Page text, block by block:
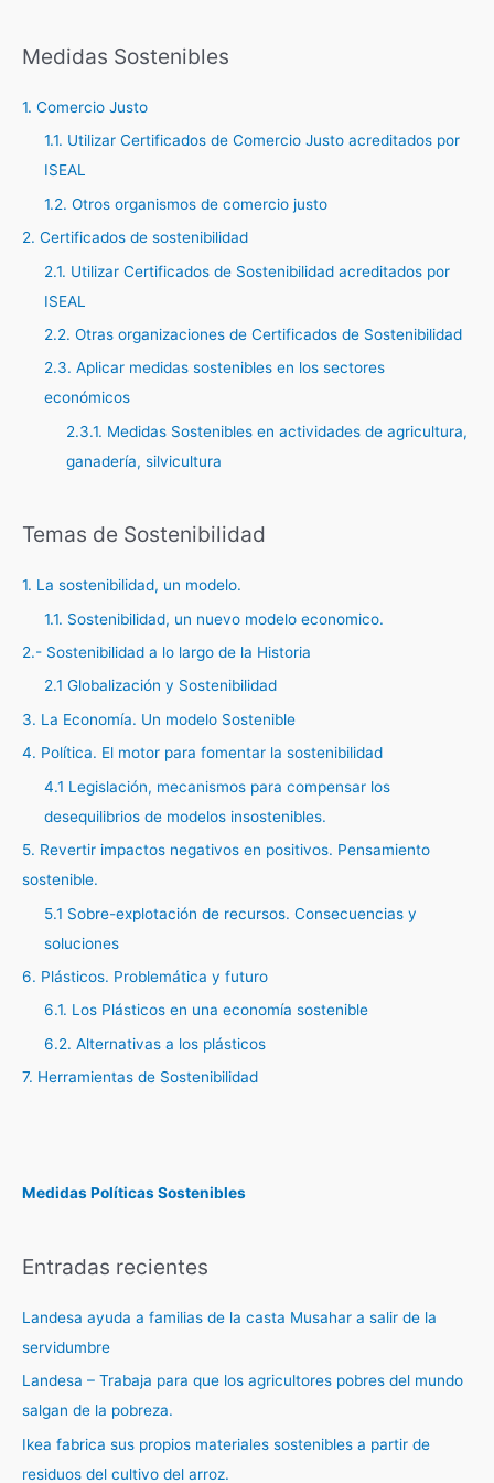
c
r
:
Medidas Sostenibles
1. Comercio Justo
1.1. Utilizar Certificados de Comercio Justo acreditados por
ISEAL
1.2. Otros organismos de comercio justo
2. Certificados de sostenibilidad
2.1. Utilizar Certificados de Sostenibilidad acreditados por
ISEAL
2.2. Otras organizaciones de Certificados de Sostenibilidad
2.3. Aplicar medidas sostenibles en los sectores
económicos
2.3.1. Medidas Sostenibles en actividades de agricultura,
ganadería, silvicultura
Temas de Sostenibilidad
1. La sostenibilidad, un modelo.
1.1. Sostenibilidad, un nuevo modelo economico.
2.- Sostenibilidad a lo largo de la Historia
2.1 Globalización y Sostenibilidad
3. La Economía. Un modelo Sostenible
4. Política. El motor para fomentar la sostenibilidad
4.1 Legislación, mecanismos para compensar los
desequilibrios de modelos insostenibles.
5. Revertir impactos negativos en positivos. Pensamiento
sostenible.
5.1 Sobre-explotación de recursos. Consecuencias y
soluciones
6. Plásticos. Problemática y futuro
6.1. Los Plásticos en una economía sostenible
6.2. Alternativas a los plásticos
7. Herramientas de Sostenibilidad
Medidas Políticas Sostenibles
Entradas recientes
Landesa ayuda a familias de la casta Musahar a salir de la
servidumbre
Landesa – Trabaja para que los agricultores pobres del mundo
salgan de la pobreza.
Ikea fabrica sus propios materiales sostenibles a partir de
residuos del cultivo del arroz.